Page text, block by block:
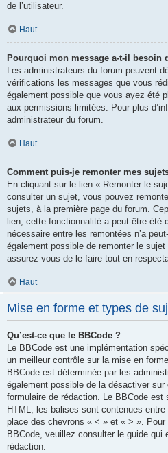
de l’utilisateur.
Haut
Pourquoi mon message a-t-il besoin
Les administrateurs du forum peuvent
vérifications les messages que vous
également possible que vous ayez été
aux permissions limitées. Pour plus
administrateur du forum.
Haut
Comment puis-je remonter mes
En cliquant sur le lien « Remonter le
consulter un sujet, vous pouvez
sujets, à la première page du forum.
lien, cette fonctionnalité a peut-être été
nécessaire entre les remontées n’a
également possible de remonter le
assurez-vous de le faire tout en
Haut
Mise en forme et types de
Qu’est-ce que le BBCode ?
Le BBCode est une implémentation
un meilleur contrôle sur la mise en
BBCode est déterminée par les
également possible de la désactiver
formulaire de rédaction. Le BBCode est
HTML, les balises sont contenues
place des chevrons « < » et « > ». Pour
BBCode, veuillez consulter le guide
rédaction.